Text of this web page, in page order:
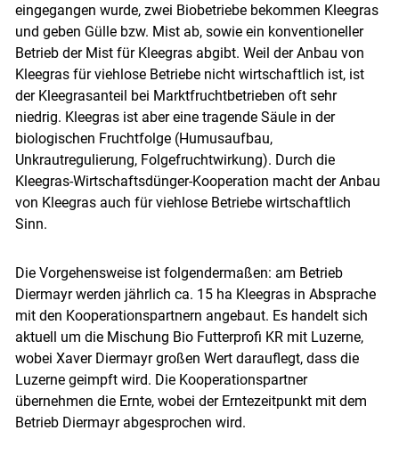
eingegangen wurde, zwei Biobetriebe bekommen Kleegras
und geben Gülle bzw. Mist ab, sowie ein konventioneller
Betrieb der Mist für Kleegras abgibt. Weil der Anbau von
Kleegras für viehlose Betriebe nicht wirtschaftlich ist, ist
der Kleegrasanteil bei Marktfruchtbetrieben oft sehr
niedrig. Kleegras ist aber eine tragende Säule in der
biologischen Fruchtfolge (Humusaufbau,
Unkrautregulierung, Folgefruchtwirkung). Durch die
Kleegras-Wirtschaftsdünger-Kooperation macht der Anbau
von Kleegras auch für viehlose Betriebe wirtschaftlich
Sinn.
Die Vorgehensweise ist folgendermaßen: am Betrieb
Diermayr werden jährlich ca. 15 ha Kleegras in Absprache
mit den Kooperationspartnern angebaut. Es handelt sich
aktuell um die Mischung Bio Futterprofi KR mit Luzerne,
wobei Xaver Diermayr großen Wert darauflegt, dass die
Luzerne geimpft wird. Die Kooperationspartner
übernehmen die Ernte, wobei der Erntezeitpunkt mit dem
Betrieb Diermayr abgesprochen wird.